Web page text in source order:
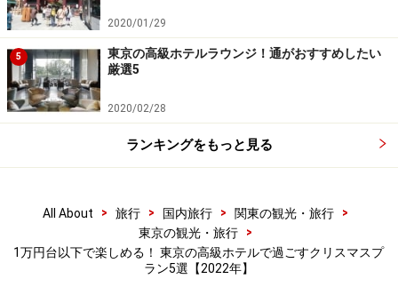
湾岸の夜景を2人占めできるクリスマス宿泊プラン
注目は12月22日まで限定の「アーリークリスマス（スパ
ークリングワイン、クリスマスケーキ付き）」プラン。
ホテル自慢の夜景を堪能できる9～24階のスーペリアク
ラスの部屋に滞在し、クリスマス気分を盛り上げるハー
フボトルのスパークリングワインとオリジナルクリスマ
スケーキが部屋に届けられ、1泊2人利用時で1室3万4200
つまり1人1万円台で宿泊でき、ベイサイドの夜景もクリ
スマスの味も堪能できるプランです。お部屋の中に装飾
2020/01/29
5
東京の高級ホテルラウンジ！通がおすすめしたい
厳選5
2020/02/28
ランキングをもっと見る
All About > 旅行 > 国内旅行 > 関東の観光・旅行
>
東京の観光・旅行
>
1万円台以下で楽しめる！ 東京の高級ホテルで過ごすクリスマスプ
ラン5選【2022年】